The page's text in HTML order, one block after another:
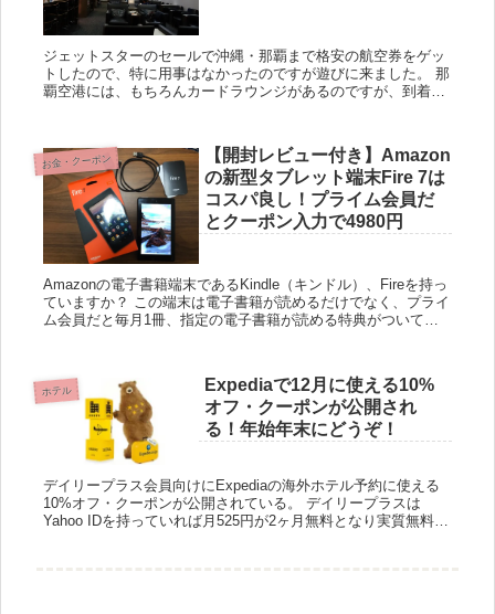
ジェットスターのセールで沖縄・那覇まで格安の航空券をゲッ
トしたので、特に用事はなかったのですが遊びに来ました。 那
覇空港には、もちろんカードラウンジがあるのですが、到着ロ
お金・クーポン
【開封レビュー付き】Amazon
の新型タブレット端末Fire 7は
コスパ良し！プライム会員だ
とクーポン入力で4980円
Amazonの電子書籍端末であるKindle（キンドル）、Fireを持っ
ていますか？ この端末は電子書籍が読めるだけでなく、プライ
ム会員だと毎月1冊、指定の電子書籍が読める特典がついてき
ホテル
Expediaで12月に使える10%
オフ・クーポンが公開され
る！年始年末にどうぞ！
デイリープラス会員向けにExpediaの海外ホテル予約に使える
10%オフ・クーポンが公開されている。 デイリープラスは
Yahoo IDを持っていれば月525円が2ヶ月無料となり実質無料で